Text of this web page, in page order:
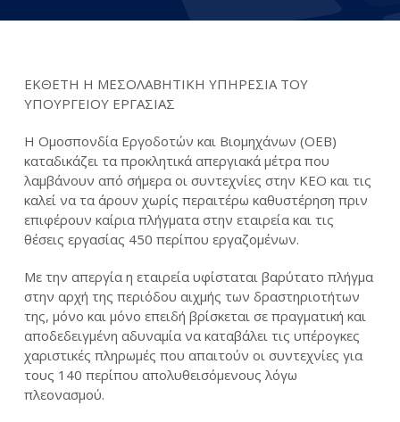
ΕΚΘΕΤΗ Η ΜΕΣΟΛΑΒΗΤΙΚΗ ΥΠΗΡΕΣΙΑ ΤΟΥ
ΥΠΟΥΡΓΕΙΟΥ ΕΡΓΑΣΙΑΣ
Η Ομοσπονδία Εργοδοτών και Βιομηχάνων (ΟΕΒ)
καταδικάζει τα προκλητικά απεργιακά μέτρα που
λαμβάνουν από σήμερα οι συντεχνίες στην ΚΕΟ και τις
καλεί να τα άρουν χωρίς περαιτέρω καθυστέρηση πριν
επιφέρουν καίρια πλήγματα στην εταιρεία και τις
θέσεις εργασίας 450 περίπου εργαζομένων.
Με την απεργία η εταιρεία υφίσταται βαρύτατο πλήγμα
στην αρχή της περιόδου αιχμής των δραστηριοτήτων
της, μόνο και μόνο επειδή βρίσκεται σε πραγματική και
αποδεδειγμένη αδυναμία να καταβάλει τις υπέρογκες
χαριστικές πληρωμές που απαιτούν οι συντεχνίες για
τους 140 περίπου απολυθεισόμενους λόγω
πλεονασμού.